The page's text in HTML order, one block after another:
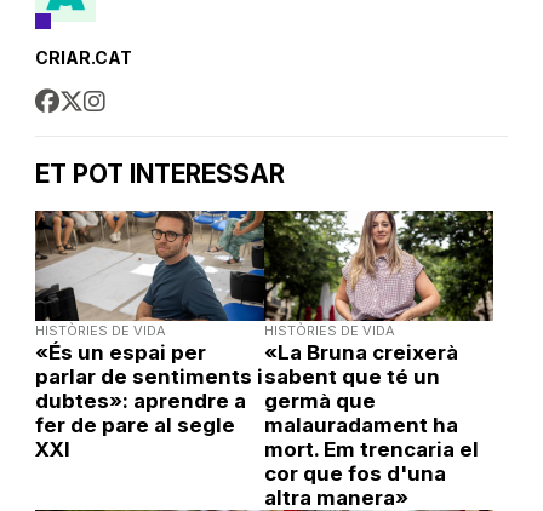
CRIAR.CAT
ET POT INTERESSAR
HISTÒRIES DE VIDA
«És un espai per
parlar de sentiments i
dubtes»: aprendre a
fer de pare al segle
XXI
HISTÒRIES DE VIDA
«La Bruna creixerà
sabent que té un
germà que
malauradament ha
mort. Em trencaria el
cor que fos d'una
altra manera»